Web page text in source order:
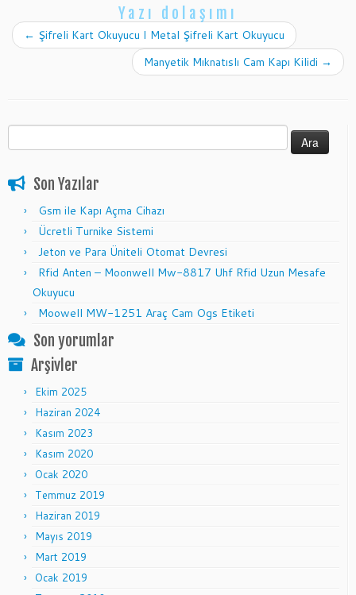
Yazı dolaşımı
← Şifreli Kart Okuyucu I Metal Şifreli Kart Okuyucu
Manyetik Mıknatıslı Cam Kapı Kilidi →
Son Yazılar
Gsm ile Kapı Açma Cihazı
Ücretli Turnike Sistemi
Jeton ve Para Üniteli Otomat Devresi
Rfid Anten – Moonwell Mw-8817 Uhf Rfid Uzun Mesafe
Okuyucu
Moowell MW-1251 Araç Cam Ogs Etiketi
Son yorumlar
Arşivler
Ekim 2025
Haziran 2024
Kasım 2023
Kasım 2020
Ocak 2020
Temmuz 2019
Haziran 2019
Mayıs 2019
Mart 2019
Ocak 2019